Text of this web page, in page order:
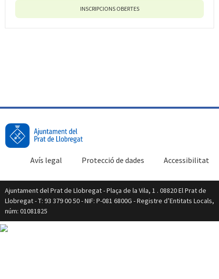
INSCRIPCIONS OBERTES
Accessibilitat
Protecció de dades
Avís legal
Ajuntament del Prat de Llobregat - Plaça de la Vila, 1 . 08820 El Prat de
Llobregat - T: 93 379 00 50 - NIF: P-081 6800G - Registre d’Entitats Locals,
núm: 01081825